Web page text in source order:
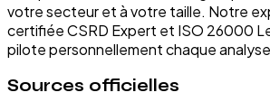
votre secteur et à votre taille. Notre
certifiée CSRD Expert et ISO 26000
pilote personnellement chaque
Sources officielles